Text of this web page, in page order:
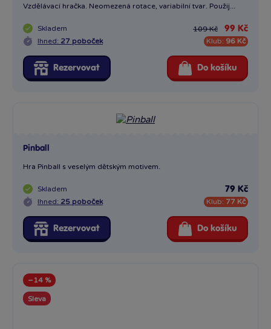
Vzdělávací hračka. Neomezená rotace, variabilní tvar. Použij...
Skladem
Ihned: 27 poboček
109 Kč 99 Kč
Klub: 96 Kč
Rezervovat Do košíku
Pinball
Hra Pinball s veselým dětským motivem.
Skladem
Ihned: 25 poboček
79 Kč
Klub: 77 Kč
Rezervovat Do košíku
−14 %
Sleva